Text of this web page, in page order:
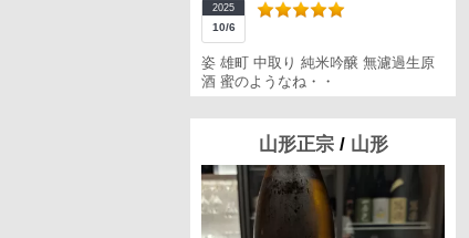
2025
10/6
姿 雄町 中取り 純米吟醸 無濾過生原
酒 蜜のようなね・・
山形正宗 / 山形